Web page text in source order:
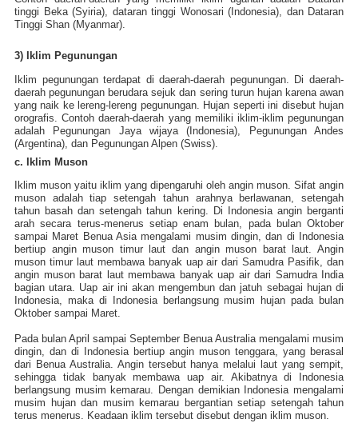
tinggi Beka (Syiria), dataran tinggi Wonosari (Indonesia), dan Dataran
Tinggi Shan (Myanmar).
3) Iklim Pegunungan
Iklim pegunungan terdapat di daerah-daerah pegunungan. Di daerah-
daerah pegunungan berudara sejuk dan sering turun hujan karena awan
yang naik ke lereng-lereng pegunungan. Hujan seperti ini disebut hujan
orografis. Contoh daerah-daerah yang memiliki iklim-iklim pegunungan
adalah Pegunungan Jaya wijaya (Indonesia), Pegunungan Andes
(Argentina), dan Pegunungan Alpen (Swiss).
c. Iklim Muson
Iklim muson yaitu iklim yang dipengaruhi oleh angin muson. Sifat angin
muson adalah tiap setengah tahun arahnya berlawanan, setengah
tahun basah dan setengah tahun kering. Di Indonesia angin berganti
arah secara terus-menerus setiap enam bulan, pada bulan Oktober
sampai Maret Benua Asia mengalami musim dingin, dan di Indonesia
bertiup angin muson timur laut dan angin muson barat laut. Angin
muson timur laut membawa banyak uap air dari Samudra Pasifik, dan
angin muson barat laut membawa banyak uap air dari Samudra India
bagian utara. Uap air ini akan mengembun dan jatuh sebagai hujan di
Indonesia, maka di Indonesia berlangsung musim hujan pada bulan
Oktober sampai Maret.
Pada bulan April sampai September Benua Australia mengalami musim
dingin, dan di Indonesia bertiup angin muson tenggara, yang berasal
dari Benua Australia. Angin tersebut hanya melalui laut yang sempit,
sehingga tidak banyak membawa uap air. Akibatnya di Indonesia
berlangsung musim kemarau. Dengan demikian Indonesia mengalami
musim hujan dan musim kemarau bergantian setiap setengah tahun
terus menerus. Keadaan iklim tersebut disebut dengan iklim muson.